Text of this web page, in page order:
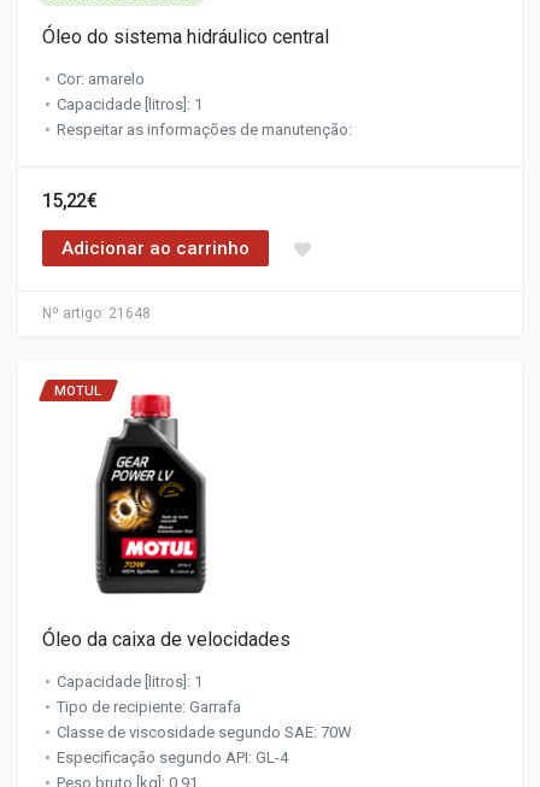
Nº artigo: 21648
Óleo do sistema hidráulico central
Cor: amarelo
Capacidade [litros]: 1
Respeitar as informações de manutenção:
15,22€
Adicionar ao carrinho
MOTUL
Óleo da caixa de velocidades
Capacidade [litros]: 1
Tipo de recipiente: Garrafa
Classe de viscosidade segundo SAE: 70W
Especificação segundo API: GL-4
Peso bruto [kg]: 0,91